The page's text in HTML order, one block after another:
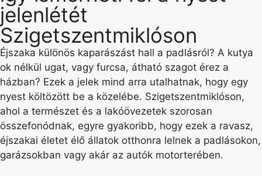
jelenlétét
Szigetszentmiklóson
Éjszaka különös kaparászást hall a padlásról? A kutya
ok nélkül ugat, vagy furcsa, átható szagot érez a
házban? Ezek a jelek mind arra utalhatnak, hogy egy
nyest költözött be a közelébe. Szigetszentmiklóson,
ahol a természet és a lakóövezetek szorosan
összefonódnak, egyre gyakoribb, hogy ezek a ravasz,
éjszakai életet élő állatok otthonra lelnek a padlásokon,
garázsokban vagy akár az autók motorterében.